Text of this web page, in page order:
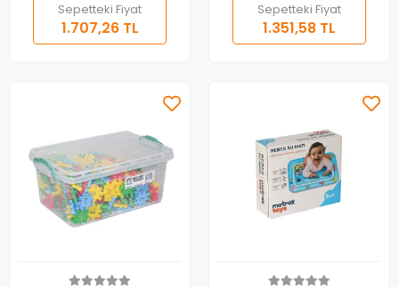
Sepetteki Fiyat
1.707,26 TL
Sepetteki Fiyat
1.351,58 TL